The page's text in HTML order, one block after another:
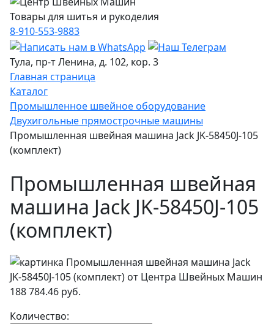
Товары для шитья и рукоделия
8-910-553-9883
Тула, пр-т Ленина, д. 102, кор. 3
Главная страница
Каталог
Промышленное швейное оборудование
Двухигольные прямострочные машины
Промышленная швейная машина Jack JK-58450J-105
(комплект)
Промышленная швейная
машина Jack JK-58450J-105
(комплект)
188 784.46 руб.
Количество: